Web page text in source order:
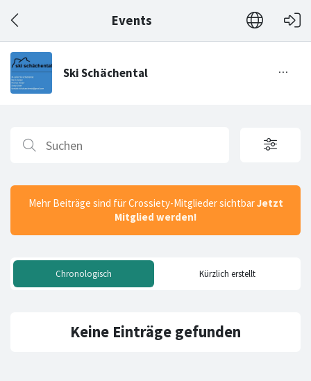
Events
Mehr Beiträge sind für Crossiety-Mitglieder sichtbarJetzt
Mitglied werden!
Chronologisch Kürzlich erstellt
Keine Einträge gefunden